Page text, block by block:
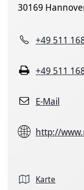
30169
+49 511
+49 511
E-Mail
http://
Karte